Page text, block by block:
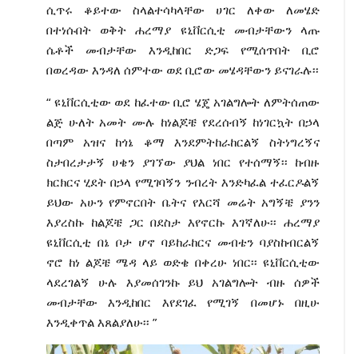
ሲጥሩ ቆይተው ስላልተሳካላቸው ሀገር ለቀው ለመሄድ
በተነሱበት ወቅት ሐረማያ ዩኒቨርሲቲ መብታቸውን ላጡ
ሴቶች መብታቸው እንዲከበር ድጋፍ የሚሰጥበት ቢሮ
በወረዳው እንዳለ ሰምተው ወደ ቢሮው መሄዳቸውን ይናገራሉ፡፡
“ ዩኒቨርሲቲው ወደ ከፈተው ቢሮ ሄጄ አገልግሎት ለምትሰጠው
ልጅ ሁለት አመት ሙሉ ከነልጆቼ የደረሰብኝ ከነገርኳት በኃላ
በጣም አዝና ከጎኔ ቆማ እንደምትከራከርልኝ ስትነግረኝና
ስታበረታታኝ ሀቄን ያገኘው ያህል ነበር የተሰማኝ፡፡ ከብዙ
ክርክርና ሂደት በኃላ የሚገባኝን ንብረት እንድካፈል ተፈርዶልኝ
ይህው አሁን የምኖርበት ቤትና የእርሻ መሬት አግኝቼ ያንን
እያረስኩ ከልጆቼ ጋር በደስታ እየኖርኩ እገኛለሁ፡፡ ሐረማያ
ዩኒቨርሲቲ በኔ ቦታ ሆኖ ባይከራከርና መብቴን ባያስከብርልኝ
ኖሮ ከነ ልጆቼ ሜዳ ላይ ወድቄ በቀረሁ ነበር፡፡ ዩኒቨርሲቲው
ላደረገልኝ ሁሉ እያመሰገንኩ ይህ አገልግሎት ብዙ ሰዎች
መብታቸው እንዲከበር እየደገፈ የሚገኝ በመሆኑ በዚሁ
እንዲቀጥል እጸልያለሁ፡፡ ”